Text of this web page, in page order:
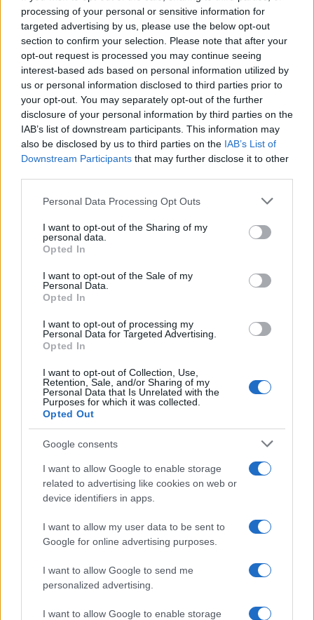
processing of your personal or sensitive information for
targeted advertising by us, please use the below opt-out
section to confirm your selection. Please note that after your
opt-out request is processed you may continue seeing
interest-based ads based on personal information utilized by
us or personal information disclosed to third parties prior to
your opt-out. You may separately opt-out of the further
disclosure of your personal information by third parties on the
IAB’s list of downstream participants. This information may
also be disclosed by us to third parties on the IAB’s List of
Downstream Participants that may further disclose it to other
Please note that this website/app uses one or more Google
not limited to your visit or usage behaviour. You may click to
grant or deny consent to Google and its third-party tags to
use your data for below specified purposes in below Google
consent section.
Personal Data Processing Opt Outs
I want to opt-out of the Sharing of my
personal data.
Opted In
I want to opt-out of the Sale of my
Personal Data.
Opted In
I want to opt-out of processing my
Personal Data for Targeted Advertising.
Opted In
I want to opt-out of Collection, Use,
Retention, Sale, and/or Sharing of my
Personal Data that Is Unrelated with the
Purposes for which it was collected.
Opted Out
Google consents
I want to allow Google to enable storage
related to advertising like cookies on web or
device identifiers in apps.
I want to allow my user data to be sent to
Google for online advertising purposes.
I want to allow Google to send me
personalized advertising.
I want to allow Google to enable storage
AUTORE
Staff
Continua a leggere